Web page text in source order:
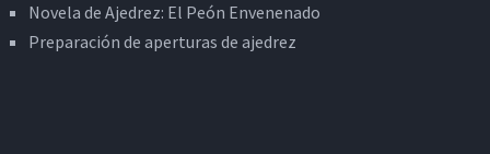
Novela de Ajedrez: El Peón Envenenado
Preparación de aperturas de ajedrez